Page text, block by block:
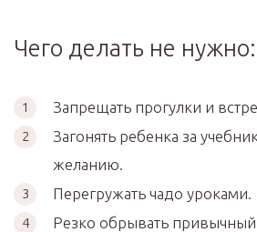
Чего делать не нужно:
Запрещать прогулки и
Загонять ребенка за
желанию.
Перегружать чадо уроками.
Резко обрывать